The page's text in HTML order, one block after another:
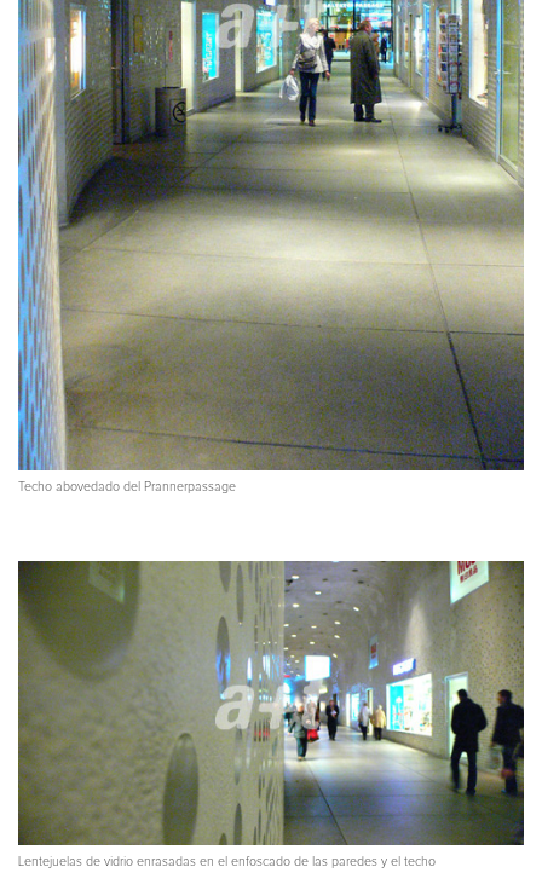
Techo abovedado del Prannerpassage
Lentejuelas de vidrio enrasadas en el enfoscado de las paredes y el techo